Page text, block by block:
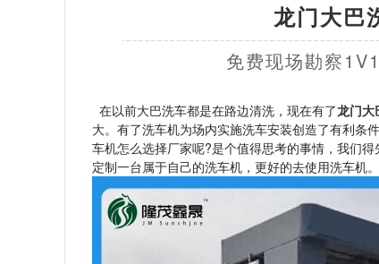
龙门大巴
免费现场勘察
在以前大巴洗车都是在路边清洗，现在有了龙门大
大。有了洗车机为场内实施洗车安装创造了有利条
车机怎么选择厂家呢?是个值得思考的事情，我们
定制一台属于自己的洗车机，更好的去使用洗车机。